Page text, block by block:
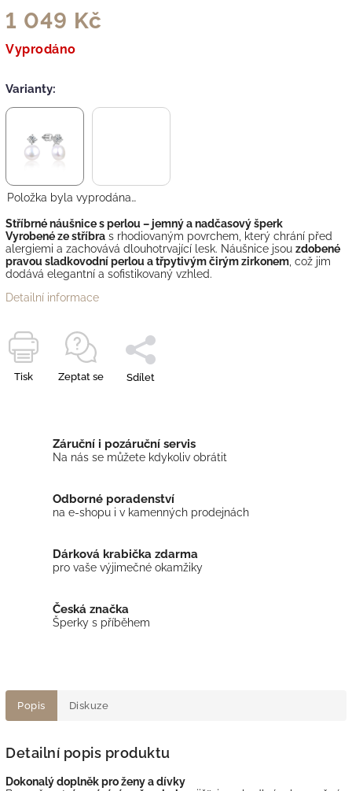
1 049 Kč
Vyprodáno
Varianty:
Položka byla vyprodána…
Stříbrné náušnice s perlou – jemný a nadčasový šperk
Vyrobené ze stříbra s rhodiovaným povrchem, který chrání před
alergiemi a zachovává dlouhotrvající lesk. Náušnice jsou zdobené
pravou sladkovodní perlou a třpytivým čirým zirkonem , což jim
dodává elegantní a sofistikovaný vzhled.
Detailní informace
Tisk Zeptat se Sdílet
Záruční i pozáruční servis
Na nás se můžete kdykoliv obrátit
Odborné poradenství
na e-shopu i v kamenných prodejnách
Dárková krabička zdarma
pro vaše výjimečné okamžiky
Česká značka
Šperky s příběhem
Popis Diskuze
Detailní popis produktu
Dokonalý doplněk pro ženy a dívky